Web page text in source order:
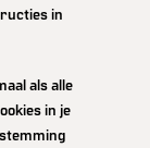
in
als alle
in je